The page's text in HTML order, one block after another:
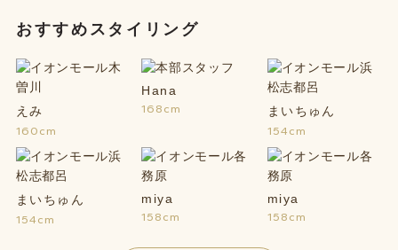
おすすめスタイリング
えみ
160cm
Hana
168cm まいちゅん
154cm
まいちゅん
154cm
miya
158cm
miya
158cm